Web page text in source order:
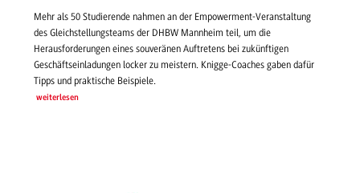
Mehr als 50 Studierende nahmen an der Empowerment-Veranstaltung
des Gleichstellungsteams der DHBW Mannheim teil, um die
Herausforderungen eines souveränen Auftretens bei zukünftigen
Geschäftseinladungen locker zu meistern. Knigge-Coaches gaben dafür
Tipps und praktische Beispiele.
weiterlesen